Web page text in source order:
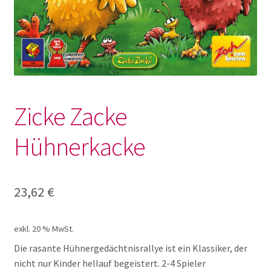
Lotto und Domino
Meine kleine Welt
öffnen
Musik und Theater
Phänomenale Spiele
Puppen & Biegepuppen
Puzzles
öffnen
Zicke Zacke
Hühnerkacke
23,62 €
exkl. 20 % MwSt.
Die rasante Hühnergedächtnisrallye ist ein Klassiker, der
nicht nur Kinder hellauf begeistert. 2-4 Spieler